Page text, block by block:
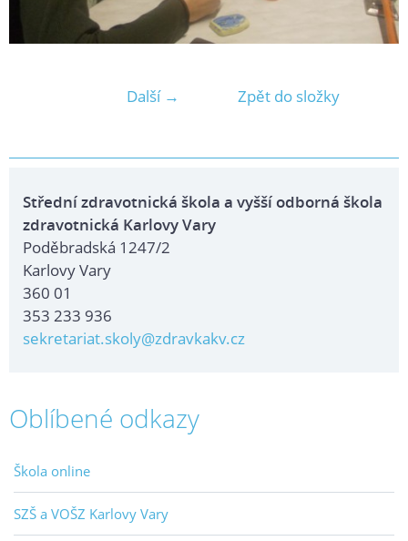
Další → Zpět do složky
Střední zdravotnická škola a vyšší odborná škola
zdravotnická Karlovy Vary
Poděbradská 1247/2
Karlovy Vary
360 01
353 233 936
sekretariat.skoly@zdravkakv.cz
Oblíbené odkazy
Škola online
SZŠ a VOŠZ Karlovy Vary